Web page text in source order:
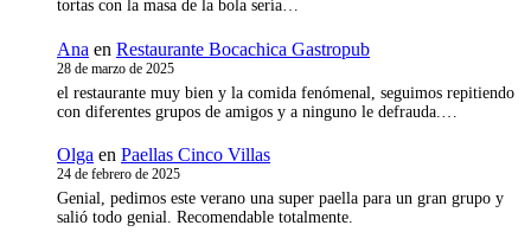
tortas con la masa de la bola sería…
Ana en Restaurante Bocachica Gastropub
28 de marzo de 2025
el restaurante muy bien y la comida fenómenal, seguimos repitiendo
con diferentes grupos de amigos y a ninguno le defrauda.…
Olga en Paellas Cinco Villas
24 de febrero de 2025
Genial, pedimos este verano una super paella para un gran grupo y
salió todo genial. Recomendable totalmente.